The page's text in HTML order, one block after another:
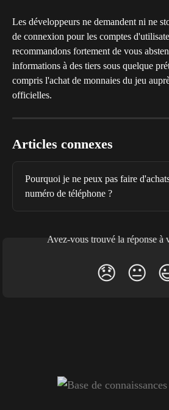
Les développeurs ne demandent ni ne
de connexion pour les comptes
recommandons fortement de vous
informations à des tiers sous quelque
compris l'achat de monnaies du jeu
officielles.
Articles connexes
Pourquoi je ne peux pas faire
numéro de téléphone ?
Avez-vous trouvé la réponse à
😞 😐